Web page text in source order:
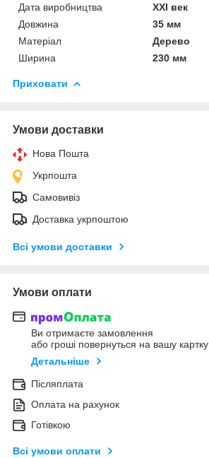
Дата виробництва
XXI век
Довжина
35 мм
Матеріал
Дерево
Ширина
230 мм
Приховати
Умови доставки
Нова Пошта
Укрпошта
Самовивіз
Доставка укрпоштою
Всі умови доставки
Умови оплати
Ви отримаєте замовлення
або гроші повернуться на вашу картку
Детальніше
Післяплата
Оплата на рахунок
Готівкою
Всі умови оплати